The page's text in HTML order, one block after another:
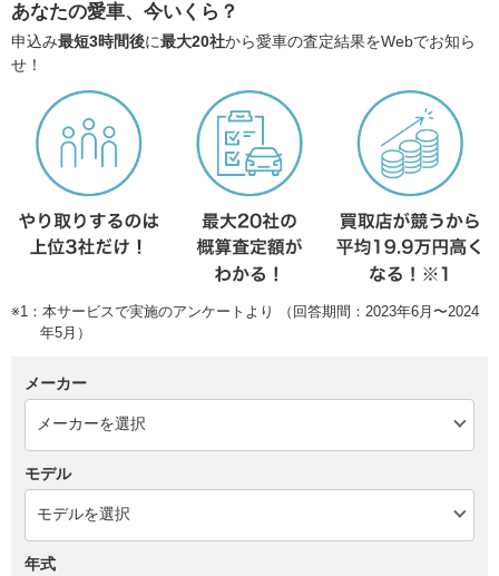
あなたの愛車、今いくら？
申込み最短3時間後に最大20社から愛車の査定結果をWebでお知ら
せ！
※1：本サービスで実施のアンケートより （回答期間：2023年6月〜2024
年5月）
メーカー
モデル
年式